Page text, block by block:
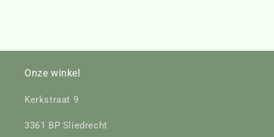
Onze winkel
Kerkstraat 9
3361 BP Sliedrecht